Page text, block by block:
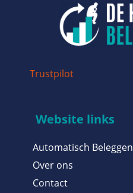
Trustpilot
Website links
Automatisch Beleggen
Over ons
Contact